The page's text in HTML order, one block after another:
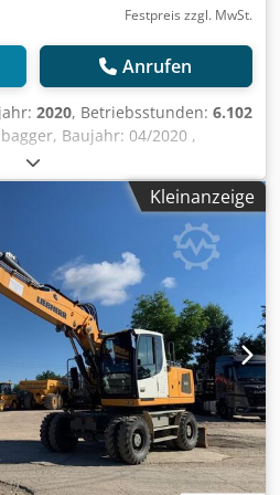
Festpreis zzgl. MwSt.
Anrufen
2020, Betriebsstunden: 6.102
Baujahr: 04/2020 ,
OilQuick OQ70/55
1.200mm, Schildabstützung,
Scherenhydraulik, Kamera
Klimaanlage, Motor:
18.770kg, guter Zustand,
unterbreiten wir Ihnen ein
Herr Mihm (Tel.
Informationen finden Sie auf
und Zwischenverkauf
HW 180 Mobile Excavator,
Operating Hours: only 6.102
quick coupler, 1.200 mm
adjustable boom, hammer
on the right, left, and rear,
[127 kW/173 PS], Weight:
Kleinanzeige